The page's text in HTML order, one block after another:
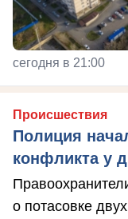
сегодня в 21:00
Происшествия
Полиция
конфликта у
о потасовке